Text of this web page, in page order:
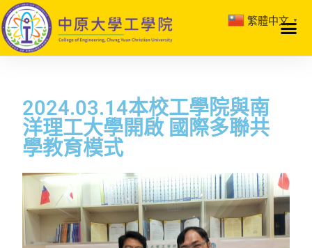
2024.03.14本校工學院與南
洋理工大學開啟 國際多聯共
學教育模式
繁體中文 ▼